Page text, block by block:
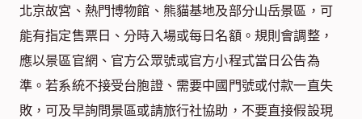
北京故宮、熱門博物館、熊貓基地及部分山岳景區，可
能有指定售票日、分時入場或每日名額。規則會調整，
應以景區官網、官方公眾號或官方小程式當日公告為
準。若系統不接受台胞證、需要中國門號或付款一直失
敗，可及早詢問景區或請旅行社協助，不要直接假設現